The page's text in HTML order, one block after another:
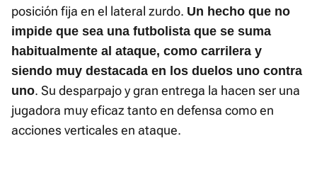
posición fija en el lateral zurdo. Un hecho que no
impide que sea una futbolista que se suma
habitualmente al ataque, como carrilera y
siendo muy destacada en los duelos uno contra
uno. Su desparpajo y gran entrega la hacen ser una
jugadora muy eficaz tanto en defensa como en
acciones verticales en ataque.